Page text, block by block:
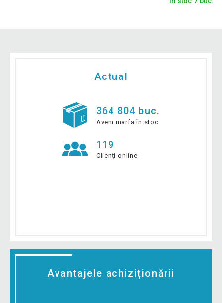
Actual
364 804 buc.
Avem marfa în stoc
119
Clienți online
Avantajele achiziționării